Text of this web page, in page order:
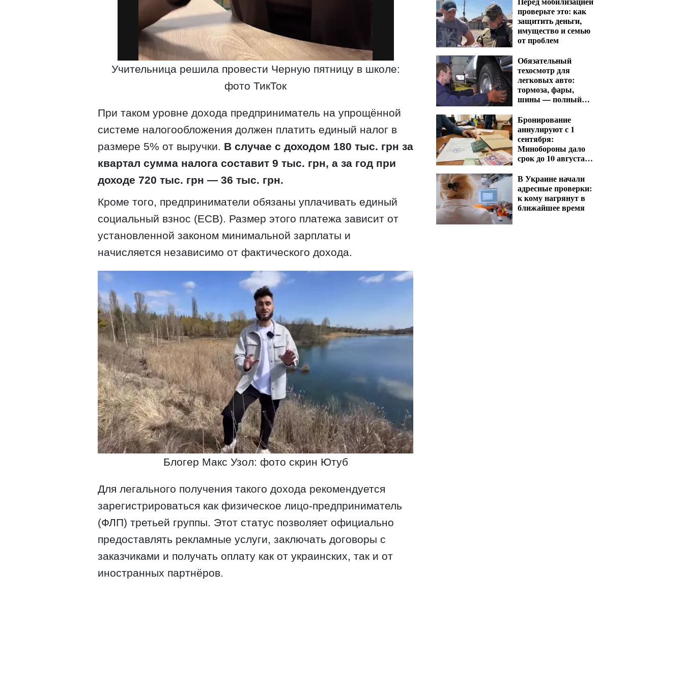
Учительница решила провести Черную пятницу в школе:
фото ТикТок
При таком уровне дохода предприниматель на упрощённой
системе налогообложения должен платить единый налог в
размере 5% от выручки. В случае с доходом 180 тыс. грн за
квартал сумма налога составит 9 тыс. грн, а за год при
доходе 720 тыс. грн — 36 тыс. грн.
Кроме того, предприниматели обязаны уплачивать единый
социальный взнос (ЕСВ). Размер этого платежа зависит от
установленной законом минимальной зарплаты и
начисляется независимо от фактического дохода.
Блогер Макс Узол: фото скрин Ютуб
Для легального получения такого дохода рекомендуется
зарегистрироваться как физическое лицо-предприниматель
(ФЛП) третьей группы. Этот статус позволяет официально
предоставлять рекламные услуги, заключать договоры с
заказчиками и получать оплату как от украинских, так и от
иностранных партнёров.
проверьте это: как
защитить деньги,
имущество и семью
от проблем
Обязательный
техосмотр для
легковых авто:
тормоза, фары,
шины — полный
Бронирование
аннулируют с 1
сентября:
Минобороны дало
срок до 10 августа
предприятий
В Украине начали
адресные проверки:
к кому нагрянут в
ближайшее время